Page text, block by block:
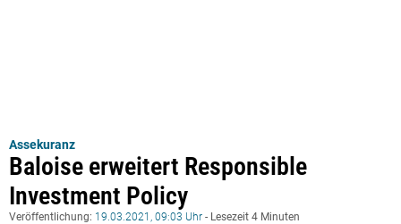
Assekuranz
Baloise erweitert Responsible
Investment Policy
Veröffentlichung: 19.03.2021, 09:03 Uhr - Lesezeit 4 Minuten